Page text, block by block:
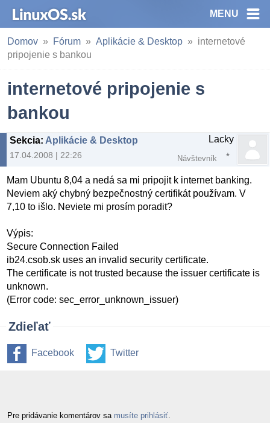
MENU
Domov Fórum Aplikácie & Desktop
internetové
pripojenie s bankou
internetové pripojenie s
bankou
Sekcia: Aplikácie & Desktop
17.04.2008 | 22:26
Lacky
Návštevník
Mam Ubuntu 8,04 a nedá sa mi pripojit k internet banking.
Neviem aký chybný bezpečnostný certifikát používam. V
7,10 to išlo. Neviete mi prosím poradit?
Výpis:
Secure Connection Failed
ib24.csob.sk uses an invalid security certificate.
The certificate is not trusted because the issuer certificate is
unknown.
(Error code: sec_error_unknown_issuer)
Zdieľať
Facebook Twitter
Pre pridávanie komentárov sa musíte prihlásiť